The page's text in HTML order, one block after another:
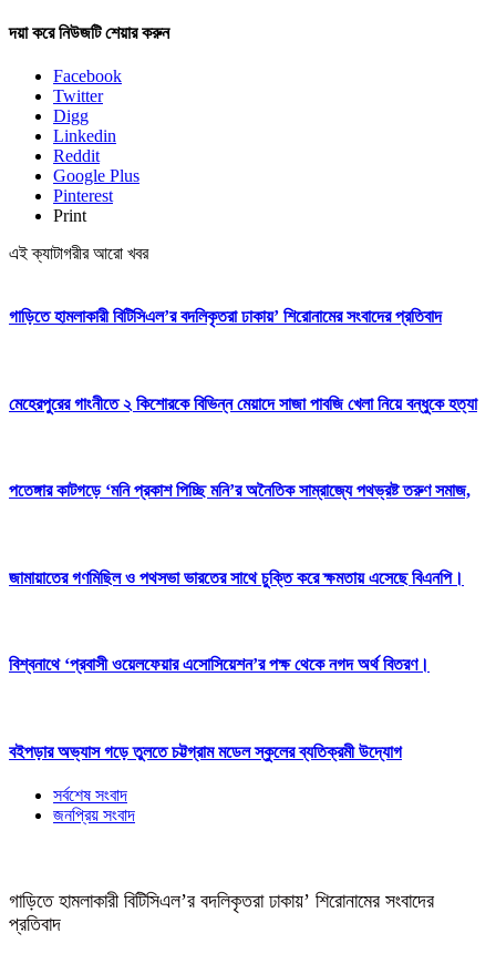
দয়া করে নিউজটি শেয়ার করুন
Facebook
Twitter
Digg
Linkedin
Reddit
Google Plus
Pinterest
Print
এই ক্যাটাগরীর আরো খবর
গাড়িতে হামলাকারী বিটিসিএল’র বদলিকৃতরা ঢাকায়’ শিরোনামের সংবাদের প্রতিবাদ
মেহেরপুরের গাংনীতে ২ কিশোরকে বিভিন্ন মেয়াদে সাজা পাবজি খেলা নিয়ে বন্ধুকে হত্যা
পতেঙ্গার কাটগড়ে ‘মনি প্রকাশ পিচ্ছি মনি’র অনৈতিক সাম্রাজ্যে পথভ্রষ্ট তরুণ সমাজ,
জামায়াতের গণমিছিল ও পথসভা ভারতের সাথে চুক্তি করে ক্ষমতায় এসেছে বিএনপি।
বিশ্বনাথে ‘প্রবাসী ওয়েলফেয়ার এসোসিয়েশন’র পক্ষ থেকে নগদ অর্থ বিতরণ।
বইপড়ার অভ্যাস গড়ে তুলতে চট্টগ্রাম মডেল স্কুলের ব্যতিক্রমী উদ্যোগ
সর্বশেষ সংবাদ
জনপ্রিয় সংবাদ
গাড়িতে হামলাকারী বিটিসিএল’র বদলিকৃতরা ঢাকায়’ শিরোনামের সংবাদের
প্রতিবাদ